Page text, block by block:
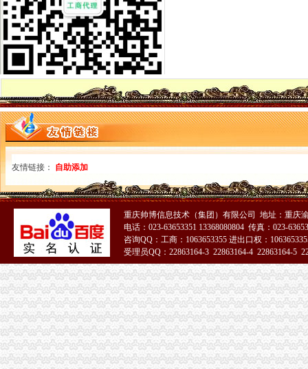
增值税一般纳税人资格认定管理办
广西：增值税一般纳税人认定告别审批制改为登记制-广西新闻网
广西：增值税一般纳税人认定告别审批制改为登记制-广西新闻网
一般纳税人资格认证书—在线播放—优酷网,高清在线观看
一般纳税人资格证
苏州一般纳税人申请一般纳税人资格-苏州58同城
增值税一般纳税人资格认定-110律咨询网
一般纳税人资格证书-搜百科
山东国税门户网站一般纳税人资格查询
三证合一后,一般纳税人资格登记还提供税务登记证吗_中华会计网校_
一般纳税人资格证
一般纳税人资格证书-搜百科
增值税一般纳税人资格登记
一般纳税人资格登记
一般纳税人资格查询|广东省国家税务局（新版）
一般纳税人资格查询
一般纳税人资格证明,一般纳税人资格证书？
一般纳税人资格认定
一般纳税人资格认定
一般纳税人资格认定
一般纳税人资格认定
一般纳税人资格的条件_一般纳税人认定的标准
一般纳税人资格登记--网上政务
一般纳税人资格认定改为资格登记啦！_中华会计网校_税务网校
一般纳税人资格登记生效时间如何规定_中华会计网校_税务网校
友情链接： 自助添加
重庆帅博信息技术（集团）有限公司 地址：重庆
电话：023-63653351 13368080804 传真：023-
咨询QQ：工商：1063653355 进出口权：
受理员QQ：22863164-3 22863164-4 22863164-5